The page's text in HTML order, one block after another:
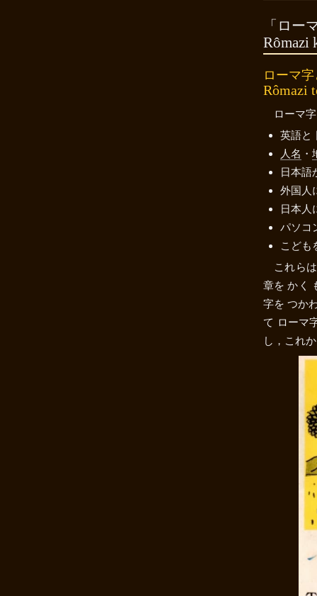
「ロー
Rômazi
ローマ
Rômazi
ローマ
英語と
人名 ・
日本語
外国人
日本人
パソコ
こども
これら
章を かく
字を つか
て ローマ
し，これ